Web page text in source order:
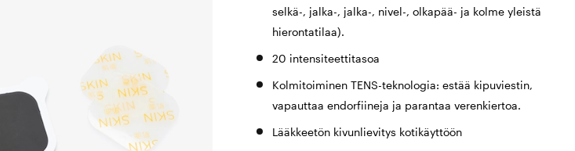
selkä-, jalka-, jalka-, nivel-, olkapää- ja kolme yleistä
hierontatilaa).
20 intensiteettitasoa
Kolmitoiminen TENS-teknologia: estää kipuviestin,
vapauttaa endorfiineja ja parantaa verenkiertoa.
Lääkkeetön kivunlievitys kotikäyttöön